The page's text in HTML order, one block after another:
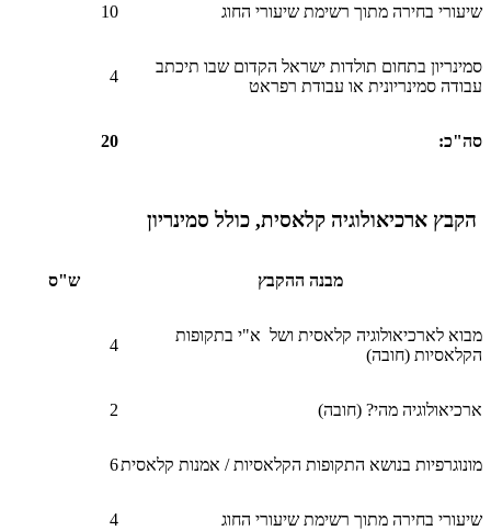
שיעורי בחירה מתוך רשימת שיעורי החוג 10
סמינריון בתחום תולדות ישראל הקדום שבו תיכתב
עבודה סמינריונית או עבודת רפראט
4
סה"כ:
20
הקבץ ארכיאולוגיה קלאסית, כולל סמינריון
מבנה ההקבץ ש"ס
מבוא לארכיאולוגיה קלאסית ושל א"י בתקופות
הקלאסיות (חובה)
4
ארכיאולוגיה מהי? (חובה) 2
מונוגרפיות בנושא התקופות הקלאסיות / אמנות קלאסית6
שיעורי בחירה מתוך רשימת שיעורי החוג 4